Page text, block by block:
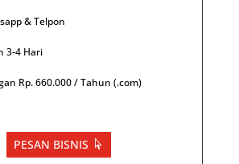
& Telpon
3-4 Hari
Rp. 660.000 / Tahun (.com)
PESAN BISNIS